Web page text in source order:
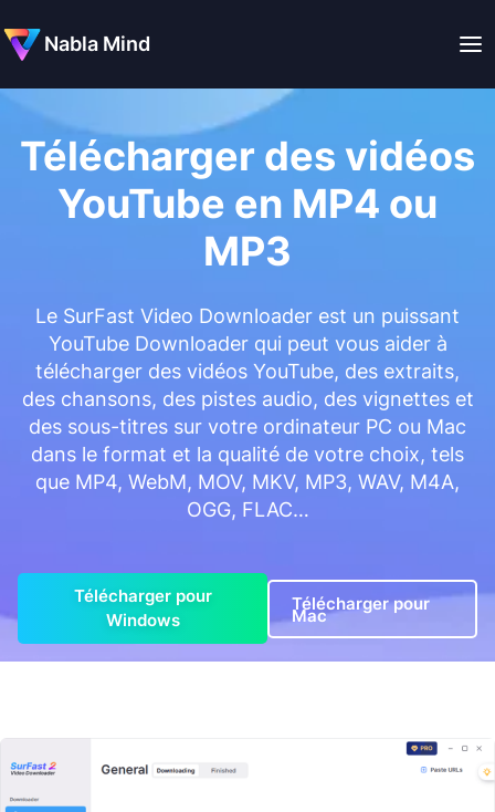
Nabla Mind
Télécharger des vidéos
YouTube en MP4 ou
MP3
Le SurFast Video Downloader est un puissant
YouTube Downloader qui peut vous aider à
télécharger des vidéos YouTube, des extraits,
des chansons, des pistes audio, des vignettes et
des sous-titres sur votre ordinateur PC ou Mac
dans le format et la qualité de votre choix, tels
que MP4, WebM, MOV, MKV, MP3, WAV, M4A,
OGG, FLAC…
Télécharger pour
Windows
Télécharger pour
Mac